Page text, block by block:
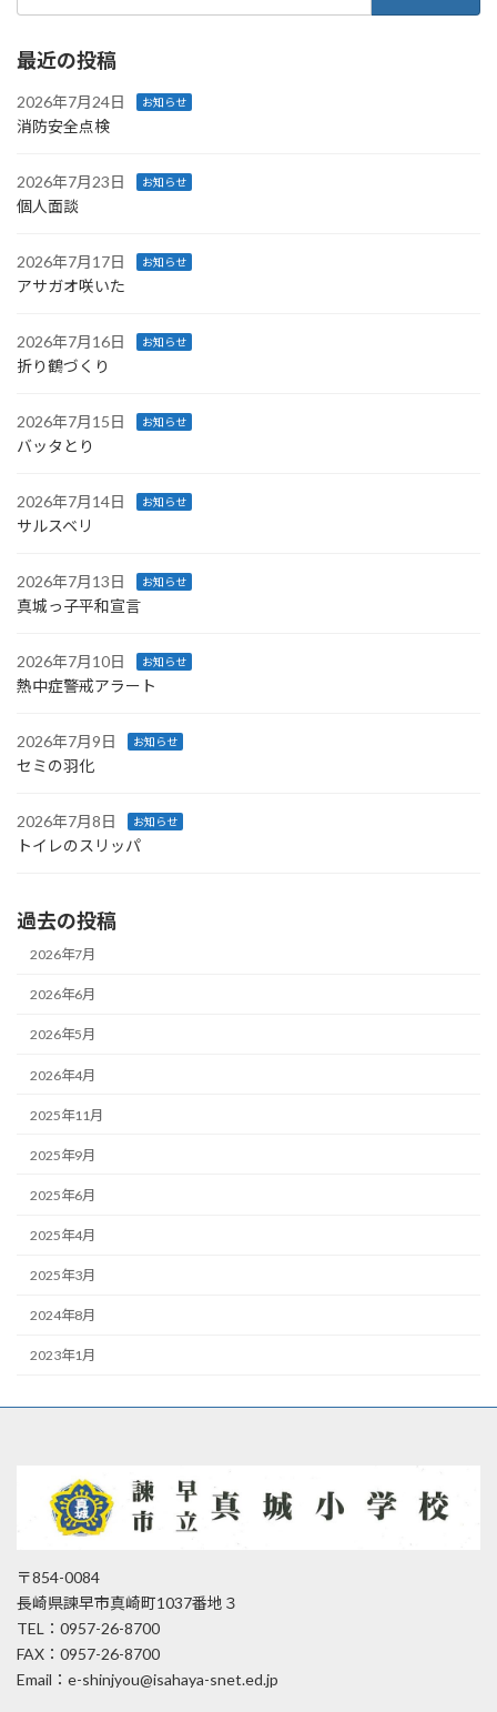
最近の投稿
2026年7月24日 お知らせ
消防安全点検
2026年7月23日 お知らせ
個人面談
2026年7月17日 お知らせ
アサガオ咲いた
2026年7月16日 お知らせ
折り鶴づくり
2026年7月15日 お知らせ
バッタとり
2026年7月14日 お知らせ
サルスベリ
2026年7月13日 お知らせ
真城っ子平和宣言
2026年7月10日 お知らせ
熱中症警戒アラート
2026年7月9日 お知らせ
セミの羽化
2026年7月8日 お知らせ
トイレのスリッパ
過去の投稿
2026年7月
2026年6月
2026年5月
2026年4月
2025年11月
2025年9月
2025年6月
2025年4月
2025年3月
2024年8月
2023年1月
〒854-0084
長崎県諫早市真崎町1037番地３
TEL：0957-26-8700
FAX：0957-26-8700
Email：e-shinjyou@isahaya-snet.ed.jp